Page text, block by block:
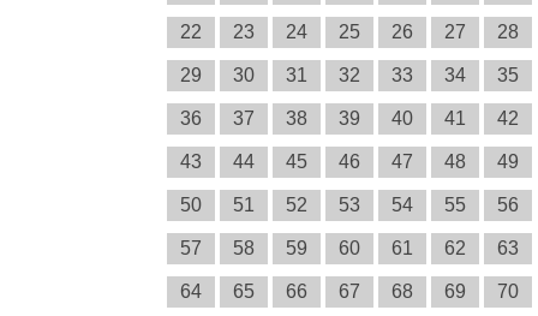
22 23 24 25 26 27 28
29 30 31 32 33 34 35
36 37 38 39 40 41 42
43 44 45 46 47 48 49
50 51 52 53 54 55 56
57 58 59 60 61 62 63
64 65 66 67 68 69 70